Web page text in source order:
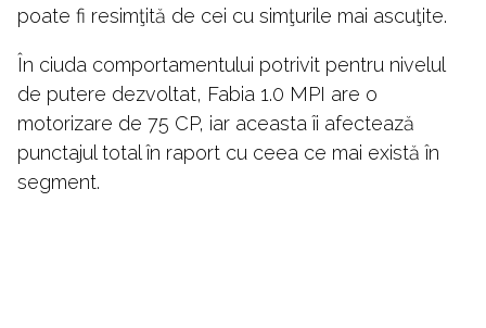
poate fi resimţită de cei cu simţurile mai ascuţite.
În ciuda comportamentului potrivit pentru nivelul
de putere dezvoltat, Fabia 1.0 MPI are o
motorizare de 75 CP, iar aceasta îi afectează
punctajul total în raport cu ceea ce mai există în
segment.